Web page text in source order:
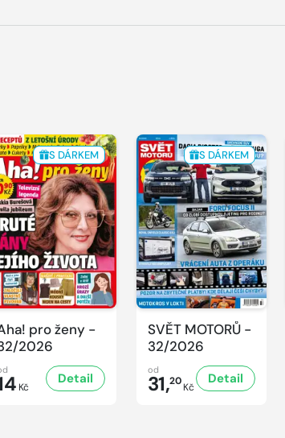
S DÁRKEM
pro ženy -
2026
Kč
Detail
S DÁRKEM
SVĚT MOTORŮ -
32/2026
od
31,20Kč
Detail